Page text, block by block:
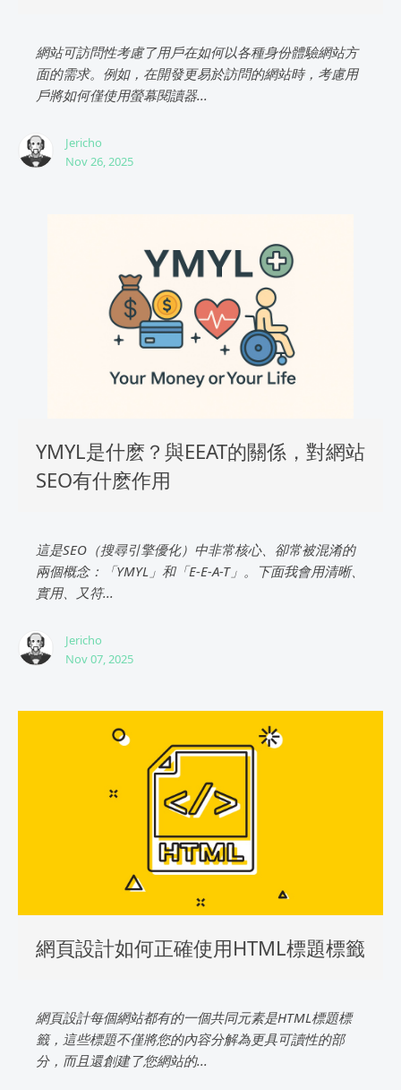
網站可訪問性考慮了用戶在如何以各種身份體驗網站方
面的需求。例如，在開發更易於訪問的網站時，考慮用
戶將如何僅使用螢幕閱讀器...
Jericho
Nov 26, 2025
YMYL是什麽？與EEAT的關係，對網站
SEO有什麽作用
這是SEO（搜尋引擎優化）中非常核心、卻常被混淆的
兩個概念：「YMYL」和「E-E-A-T」。下面我會用清晰、
實用、又符...
Jericho
Nov 07, 2025
網頁設計如何正確使用HTML標題標籤
網頁設計每個網站都有的一個共同元素是HTML標題標
籤，這些標題不僅將您的內容分解為更具可讀性的部
分，而且還創建了您網站的...